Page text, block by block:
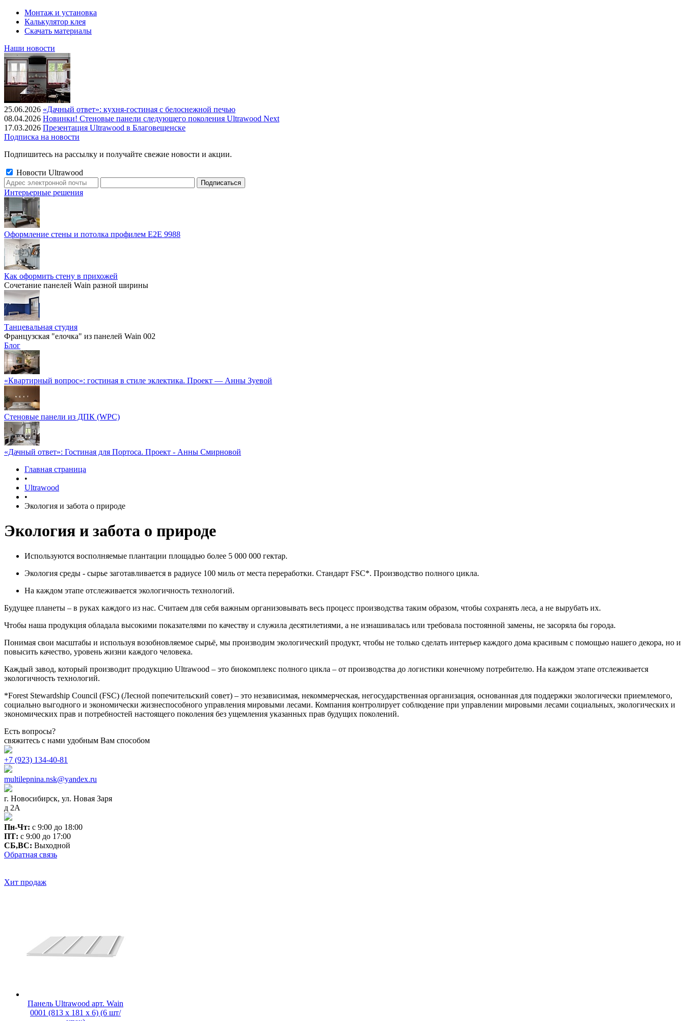
Монтаж и установка
Калькулятор клея
Скачать материалы
Наши новости
25.06.2026 «Дачный ответ»: кухня-гостиная с белоснежной печью
08.04.2026 Новинки! Стеновые панели следующего поколения Ultrawood Next
17.03.2026 Презентация Ultrawood в Благовещенске
Подписка на новости
Подпишитесь на рассылку и получайте свежие новости и акции.
Новости Ultrawood
Интерьерные решения
Оформление стены и потолка профилем E2E 9988
Как оформить стену в прихожей
Сочетание панелей Wain разной ширины
Танцевальная студия
Французская "елочка" из панелей Wain 002
Блог
«Квартирный вопрос»: гостиная в стиле эклектика. Проект — Анны Зуевой
Стеновые панели из ДПК (WPC)
«Дачный ответ»: Гостиная для Портоса. Проект - Анны Смирновой
Главная страница
•
Ultrawood
•
Экология и забота о природе
Экология и забота о природе
Используются восполняемые плантации площадью более 5 000 000 гектар.
Экология среды - сырье заготавливается в радиусе 100 миль от места переработки. Cтандарт FSC*. Производство полного цикла.
На каждом этапе отслеживается экологичность технологий.
Будущее планеты – в руках каждого из нас. Считаем для себя важным организовывать весь процесс производства таким образом, чтобы сохранять леса, а не вырубать их.
Чтобы наша продукция обладала высокими показателями по качеству и служила десятилетиями, а не изнашивалась или требовала постоянной замены, не засоряла бы города.
Понимая свои масштабы и используя возобновляемое сырьё, мы производим экологический продукт, чтобы не только сделать интерьер каждого дома красивым с помощью нашего декора, но и
повысить качество, уровень жизни каждого человека.
Каждый завод, который производит продукцию Ultrawood – это биокомплекс полного цикла – от производства до логистики конечному потребителю. На каждом этапе отслеживается
экологичность технологий.
*Forest Stewardship Council (FSC) (Лесной попечительский совет) – это независимая, некоммерческая, негосударственная организация, основанная для поддержки экологически приемлемого,
социально выгодного и экономически жизнеспособного управления мировыми лесами. Компания контролирует соблюдение при управлении мировыми лесами социальных, экологических и
экономических прав и потребностей настоящего поколения без ущемления указанных прав будущих поколений.
Есть вопросы?
свяжитесь с нами удобным Вам способом
+7 (923) 134-40-81
multilepnina.nsk@yandex.ru
г. Новосибирск, ул. Новая Заря
д 2А
Пн-Чт: с 9:00 до 18:00
ПТ: с 9:00 до 17:00
СБ,ВС: Выходной
Обратная связь
Хит продаж
Панель Ultrawood арт. Wain
0001 (813 х 181 х 6) (6 шт/